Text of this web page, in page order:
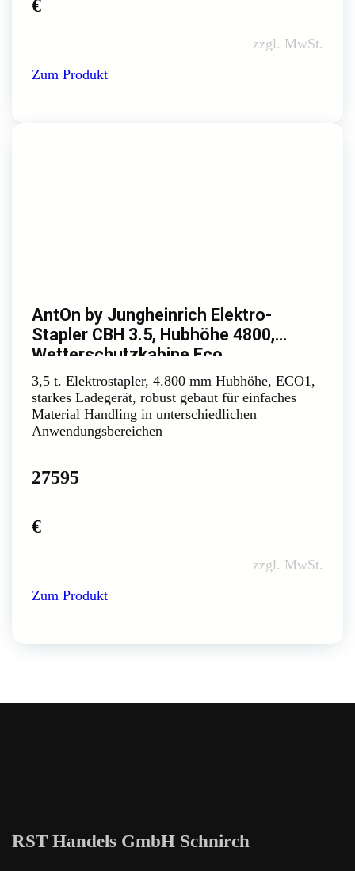
€
zzgl. MwSt.
Zum Produkt
AntOn by Jungheinrich Elektro-
Stapler CBH 3.5, Hubhöhe 4800,
Wetterschutzkabine Eco
3,5 t. Elektrostapler, 4.800 mm Hubhöhe, ECO1,
starkes Ladegerät, robust gebaut für einfaches
Material Handling in unterschiedlichen
Anwendungsbereichen
27595
€
zzgl. MwSt.
Zum Produkt
RST Handels GmbH Schnirch